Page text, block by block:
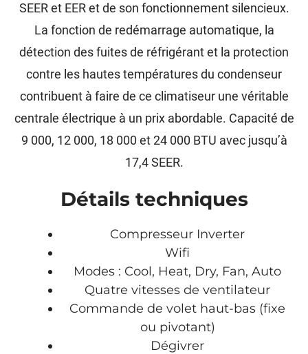
SEER et EER et de son fonctionnement silencieux.
La fonction de redémarrage automatique, la
détection des fuites de réfrigérant et la protection
contre les hautes températures du condenseur
contribuent à faire de ce climatiseur une véritable
centrale électrique à un prix abordable. Capacité de
9 000, 12 000, 18 000 et 24 000 BTU avec jusqu’à
17,4 SEER.
Détails techniques
Compresseur Inverter
Wifi
Modes : Cool, Heat, Dry, Fan, Auto
Quatre vitesses de ventilateur
Commande de volet haut-bas (fixe
ou pivotant)
Dégivrer